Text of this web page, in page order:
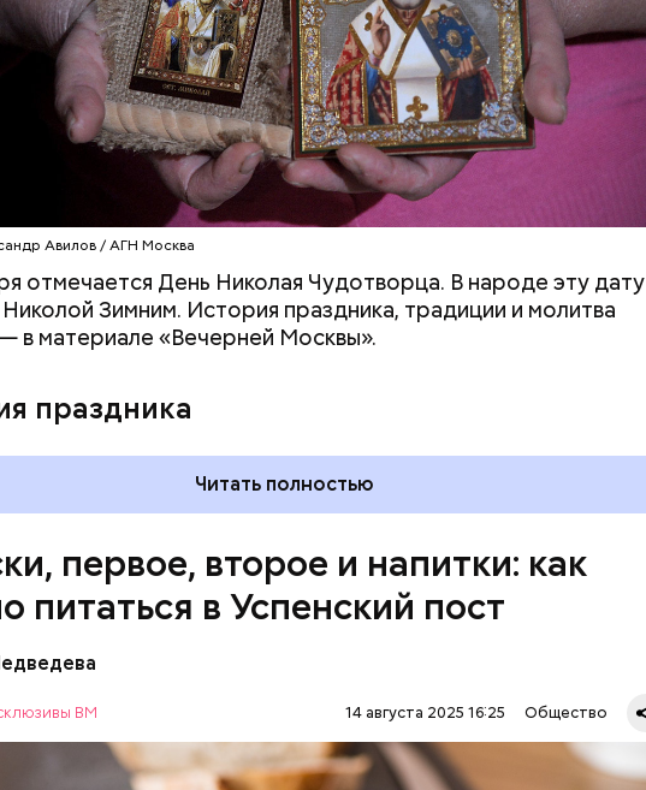
Авилов / АГН Москва
отмечается День Николая Чудотворца. В народе эту дату
Зимним. История праздника, традиции и молитва
в материале «Вечерней Москвы».
праздника
Читать полностью
первое, второе и напитки: как
питаться в Успенский пост
ВМ 14 августа 2025 16:25 Общество
с овощами
лиственного;
лука;
масла;
петрушки и укропа.
ЕДА РЕЦЕПТЫ
Синоптик предупредил о переносе купального сезона
Подмосковье